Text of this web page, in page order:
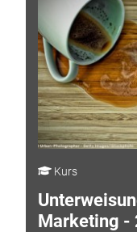
Kurs
Marketing -